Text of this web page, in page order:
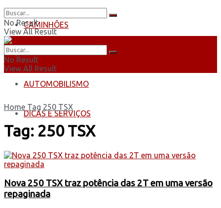
CAMINHÕES
ÔNIBUS
AUTOMOBILISMO
DICAS E SERVIÇOS
No Result
View All Result
No Result
View All Result
Home Tag 250 TSX
Tag: 250 TSX
Nova 250 TSX traz potência das 2T em uma versão
repaginada